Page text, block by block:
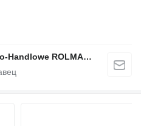
Przedsiębiorstwo Produkcyjno-Handlowe ROLMAPOL Marcin Dziekan